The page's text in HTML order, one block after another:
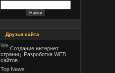
Друзья сайта
Создание интернет
страниц. Разроботка WEB
сайтов.
Top News